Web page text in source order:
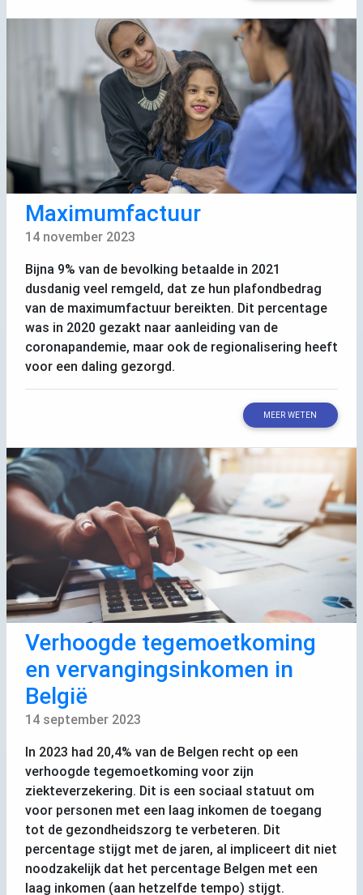
Maximumfactuur
14 november 2023
Bijna 9% van de bevolking betaalde in 2021
dusdanig veel remgeld, dat ze hun plafondbedrag
van de maximumfactuur bereikten. Dit percentage
was in 2020 gezakt naar aanleiding van de
coronapandemie, maar ook de regionalisering heeft
voor een daling gezorgd.
MEER WETEN
Verhoogde tegemoetkoming
en vervangingsinkomen in
België
14 september 2023
In 2023 had 20,4% van de Belgen recht op een
verhoogde tegemoetkoming voor zijn
ziekteverzekering. Dit is een sociaal statuut om
voor personen met een laag inkomen de toegang
tot de gezondheidszorg te verbeteren. Dit
percentage stijgt met de jaren, al impliceert dit niet
noodzakelijk dat het percentage Belgen met een
laag inkomen (aan hetzelfde tempo) stijgt.